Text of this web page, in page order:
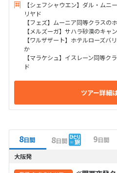
【シェフシャウエン】ダル・ムニ
リヤド
【フェズ】ムーニア同等クラスの
【メルズーガ】サハラ砂漠のキャ
【ワルザザート】ホテルローズバ
か
【マラケシュ】イスレーン同等ク
ド
ツアー詳細
8日間 8日間 9日間
大阪発